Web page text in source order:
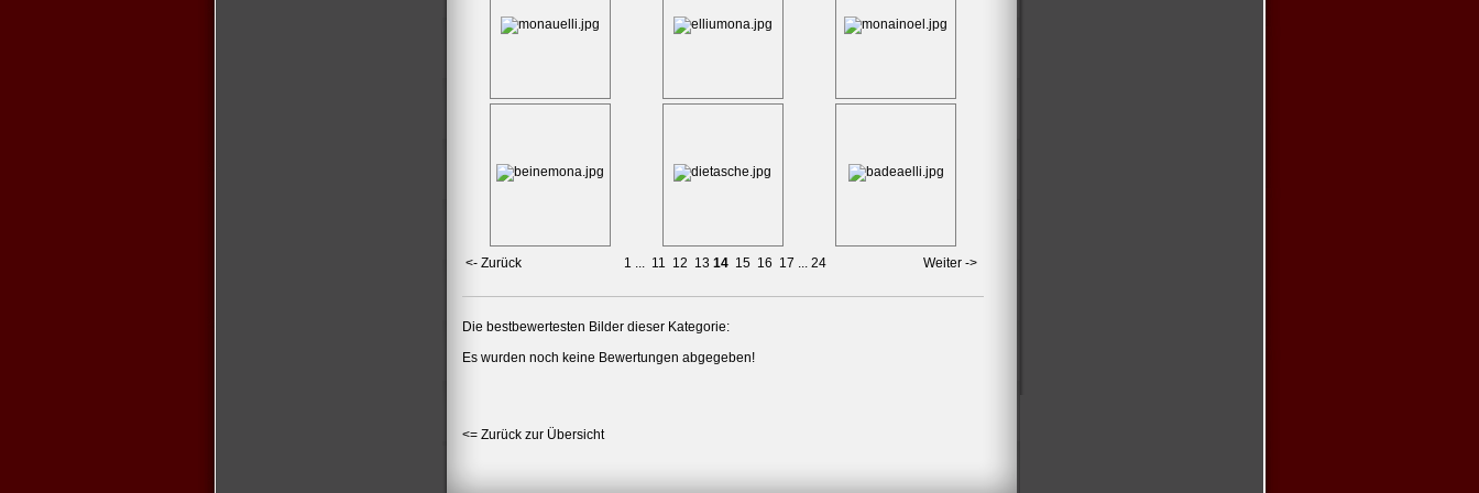
<- Zurück 1 ... 11 12 13 14 15 16 17 ... 24 Weiter ->
Die bestbewertesten Bilder dieser Kategorie:
Es wurden noch keine Bewertungen abgegeben!
<= Zurück zur Übersicht